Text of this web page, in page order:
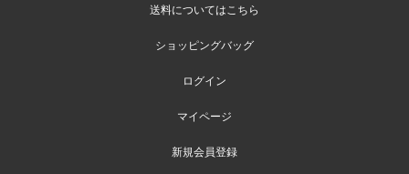
送料についてはこちら
ショッピングバッグ
ログイン
マイページ
新規会員登録